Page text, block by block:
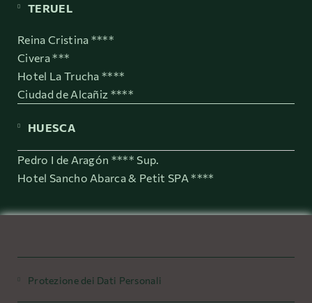
TERUEL
Reina Cristina ****
Civera ***
Hotel La Trucha ****
Ciudad de Alcañiz ****
HUESCA
Pedro I de Aragón **** Sup.
Hotel Sancho Abarca & Petit SPA ****
Protezione dei Dati Personali